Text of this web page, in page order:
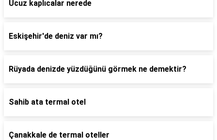
Ucuz kaplıcalar nerede
Eskişehir'de deniz var mı?
Rüyada denizde yüzdüğünü görmek ne demektir?
Sahib ata termal otel
Çanakkale de termal oteller